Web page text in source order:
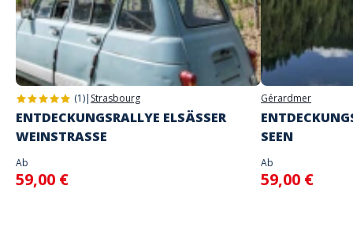
Adresse
Praça de Dom João I, Porto, Portugal
(1)| Strasbourg
ENTDECKUNGSRALLYE ELSÄSSER
WEINSTRASSE
Ab
59,00 €
Gérardmer
SEEN
Ab
59,00 €